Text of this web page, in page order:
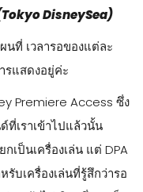
ข้อดีคือ ไม่ต้องเปลี่ยน
ทิลบัส ก็ตรงถึงดิสนีย์
ยละเอียดได้ที่ >>